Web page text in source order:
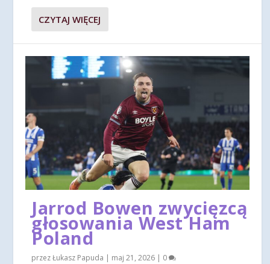
CZYTAJ WIĘCEJ
Jarrod Bowen zwycięzcą
głosowania West Ham
Poland
przezŁukasz Papuda | maj 21, 2026 | 0